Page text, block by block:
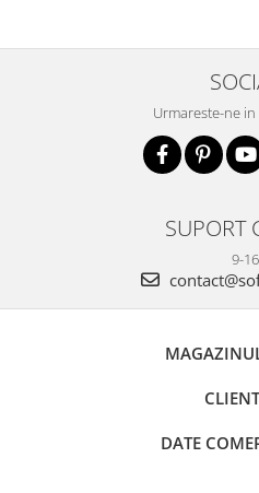
Urmareste-ne
SUPORT
9-16
DATE